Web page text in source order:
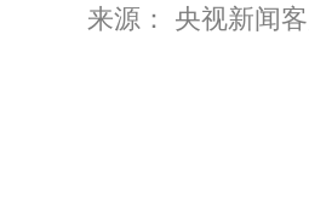
来源： 央视新闻